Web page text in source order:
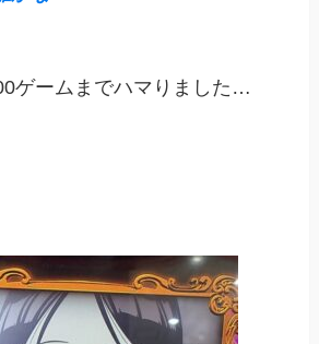
ゲームまでハマりました…